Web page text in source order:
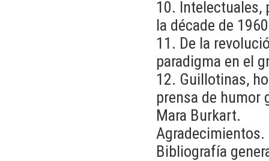
10. Intelectuales,
la décade de
11. De la
paradigma en el
12. Guillotinas,
prensa de humor
Mara Burkart.
Agradecimientos.
Bibliografía